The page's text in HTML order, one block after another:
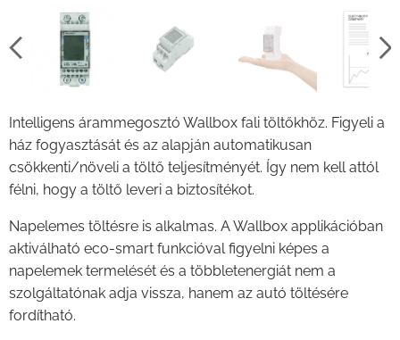
Intelligens árammegosztó Wallbox fali töltőkhöz. Figyeli a
ház fogyasztását és az alapján automatikusan
csökkenti/növeli a töltő teljesítményét. Így nem kell attól
félni, hogy a töltő leveri a biztosítékot.
Napelemes töltésre is alkalmas. A Wallbox applikációban
aktiválható eco-smart funkcióval figyelni képes a
napelemek termelését és a többletenergiát nem a
szolgáltatónak adja vissza, hanem az autó töltésére
fordítható.